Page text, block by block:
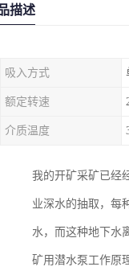
描述
吸入方式
额定转速
介质温度
我的开矿采矿已经
业深水的抽取，每
水，而这种地下水
矿用潜水泵工作原